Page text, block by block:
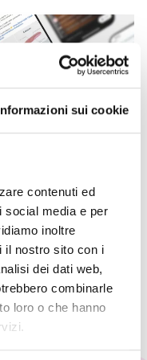
sui cookie
contenuti ed
social media e per
inoltre
il nostro sito con i
dei dati web,
combinarle
loro o che hanno
i nostri
supporto a